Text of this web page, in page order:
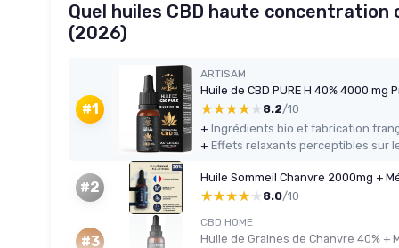
Quel huiles CBD haute concentration
(2026)
#1
ARTISAM
★★★★★
★★★★★ 8.2/10
+ Ingrédients bio et fabrication
+ Effets relaxants perceptibles sur
#2
Huile Sommeil Chanvre 2000mg +
★★★★★
★★★★★ 8.0/10
#3
CBD HOME